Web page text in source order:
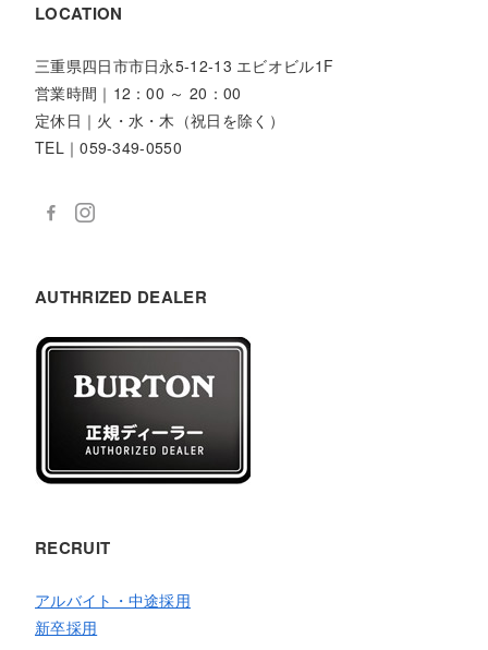
LOCATION
三重県四日市市日永5-12-13 エビオビル1F
営業時間｜12：00 ～ 20：00
定休日｜火・水・木（祝日を除く）
TEL｜059-349-0550
AUTHRIZED DEALER
RECRUIT
アルバイト・中途採用
新卒採用